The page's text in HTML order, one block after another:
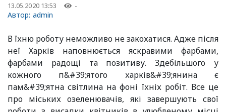
13.05.2020 13:53 -
Автор: admin
В їхню роботу неможливо не закохатися. Адже після
неї Харків наповнюється яскравими фарбами,
фарбами радощі та позитиву. Здебільшого у
кожного п&#39;ятого харків&#39;янина є
пам&#39;ятна світлина на фоні їхніх робіт. Все це
про міських озеленювачів, які завершують свої